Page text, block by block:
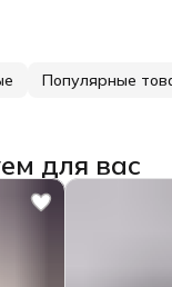
Популярные
для вас